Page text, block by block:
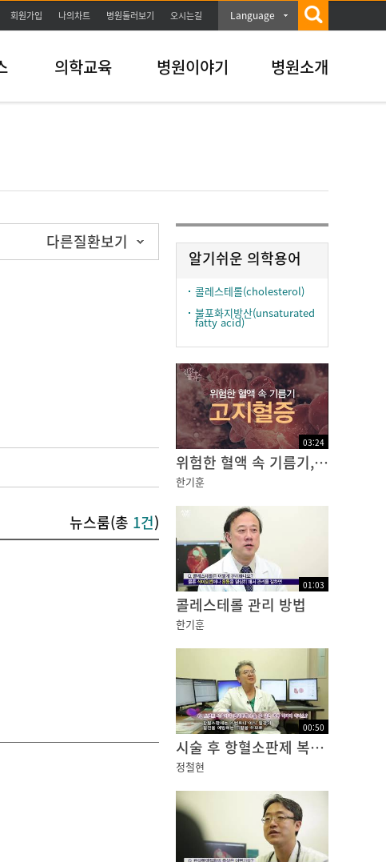
회원가입 나의차트 병원둘러보기 오시는길 Language
의학교육 병원이야기 병원소개
다른질환보기
뉴스룸(총 1건)
알기쉬운 의학용어
콜레스테롤(cholesterol)
불포화지방산(unsaturated
fatty acid)
03:24
위험한 혈액 속 기름기, 고지혈증 [건강플러스]
한기훈
01:03
콜레스테롤 관리 방법
한기훈
00:50
시술 후 항혈소판제 복용 기간
정철현